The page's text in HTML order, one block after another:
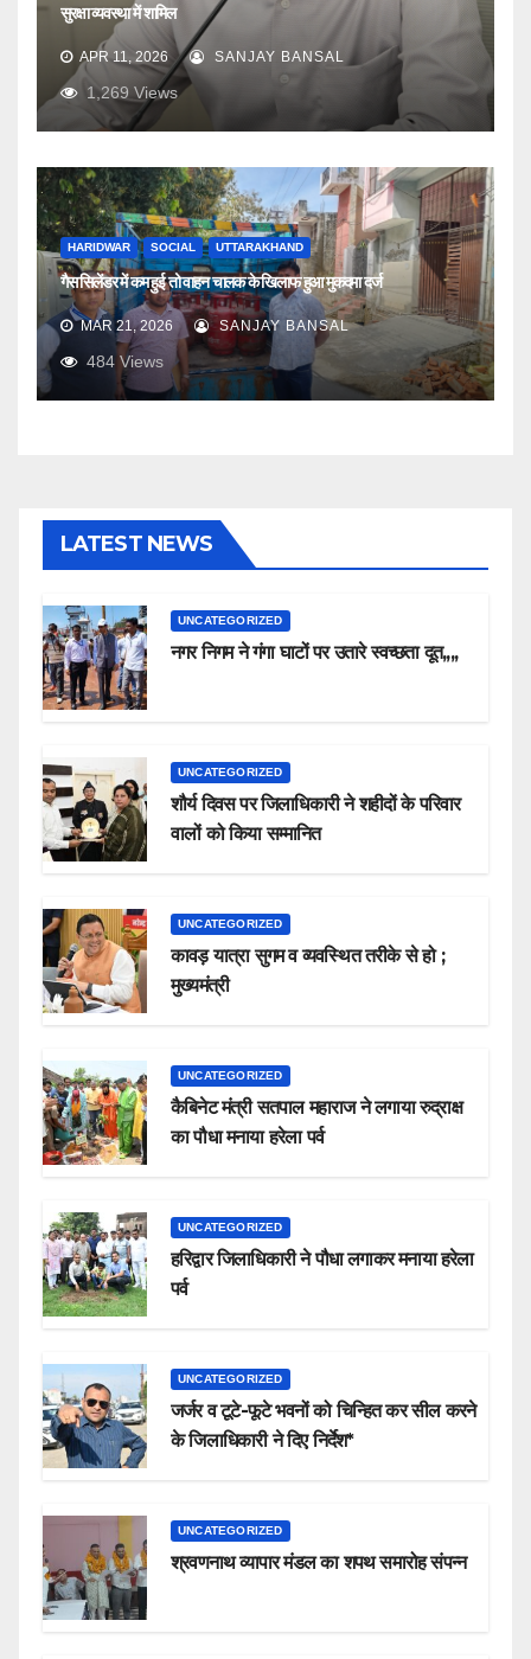
सुरक्षा व्यवस्था में शामिल
APR 11, 2026 SANJAY BANSAL
1,269 Views
HARIDWAR SOCIAL UTTARAKHAND
गैस सिलेंडर में कम हुई तो वाहन चालक के खिलाफ हुआ मुकदमा दर्ज
MAR 21, 2026 SANJAY BANSAL
484 Views
LATEST NEWS
UNCATEGORIZED
नगर निगम ने गंगा घाटों पर उतारे स्वच्छता दूत,,,,
UNCATEGORIZED
शौर्य दिवस पर जिलाधिकारी ने शहीदों के परिवार
वालों को किया सम्मानित
UNCATEGORIZED
कावड़ यात्रा सुगम व व्यवस्थित तरीके से हो ;
मुख्यमंत्री
UNCATEGORIZED
कैबिनेट मंत्री सतपाल महाराज ने लगाया रुद्राक्ष
का पौधा मनाया हरेला पर्व
UNCATEGORIZED
हरिद्वार जिलाधिकारी ने पौधा लगाकर मनाया हरेला
पर्व
UNCATEGORIZED
जर्जर व टूटे-फूटे भवनों को चिन्हित कर सील करने
के जिलाधिकारी ने दिए निर्देश*
UNCATEGORIZED
श्रवणनाथ व्यापार मंडल का शपथ समारोह संपन्न